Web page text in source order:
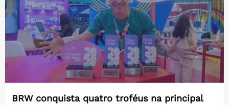
BRW conquista quatro troféus na principal